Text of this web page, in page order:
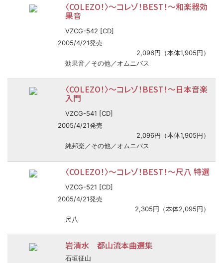
〈COLEZO！〉〜コレゾ！BEST！〜和楽器効
果音
VZCG-542 [CD]
2005/4/21発売
2,096円（本体1,905円）
効果音／その他／オムニバス
〈COLEZO！〉〜コレゾ！BEST！〜日本音楽
入門
VZCG-541 [CD]
2005/4/21発売
2,096円（本体1,905円）
純邦楽／その他／オムニバス
〈COLEZO！〉〜コレゾ！BEST！〜尺八 特選
VZCG-521 [CD]
2005/4/21発売
2,305円（本体2,095円）
尺八
岩清水 都山流本曲選集
石垣征山